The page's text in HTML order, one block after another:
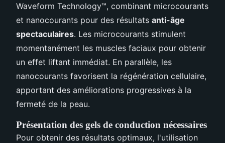
Waveform Technology™, combinant microcourants
et nanocourants pour des résultats anti-âge
spectaculaires. Les microcourants stimulent
momentanément les muscles faciaux pour obtenir
un effet liftant immédiat. En parallèle, les
nanocourants favorisent la régénération cellulaire,
apportant des améliorations progressives à la
fermeté de la peau.
Présentation des gels de conduction nécessaires
Pour obtenir des résultats optimaux, l'utilisation